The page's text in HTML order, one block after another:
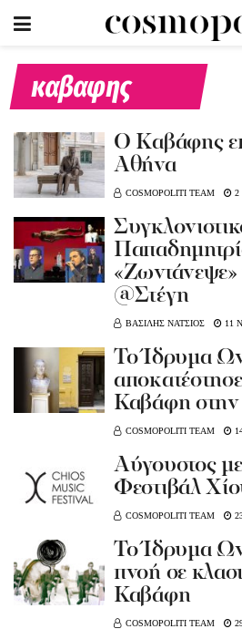
καβαφης
O Kαβάφης
Αθήνα
COSMOPOLITI TEAM 2
@Στέγη
ΒΑΣΙΛΗΣ ΝΑΤΣΙΟΣ 11
Το Ίδρυμα
Καβάφη στην
COSMOPOLITI TEAM
Aύγουστος
Φεστιβάλ
COSMOPOLITI TEAM
Το Ίδρυμα
πνοή σε
Καβάφη
COSMOPOLITI TEAM